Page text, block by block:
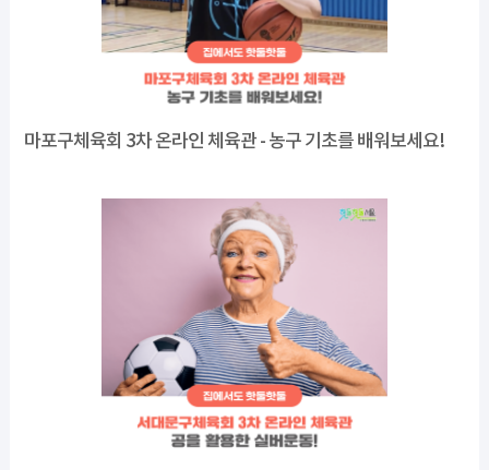
마포구체육회 3차 온라인 체육관 - 농구 기초를 배워보세요!